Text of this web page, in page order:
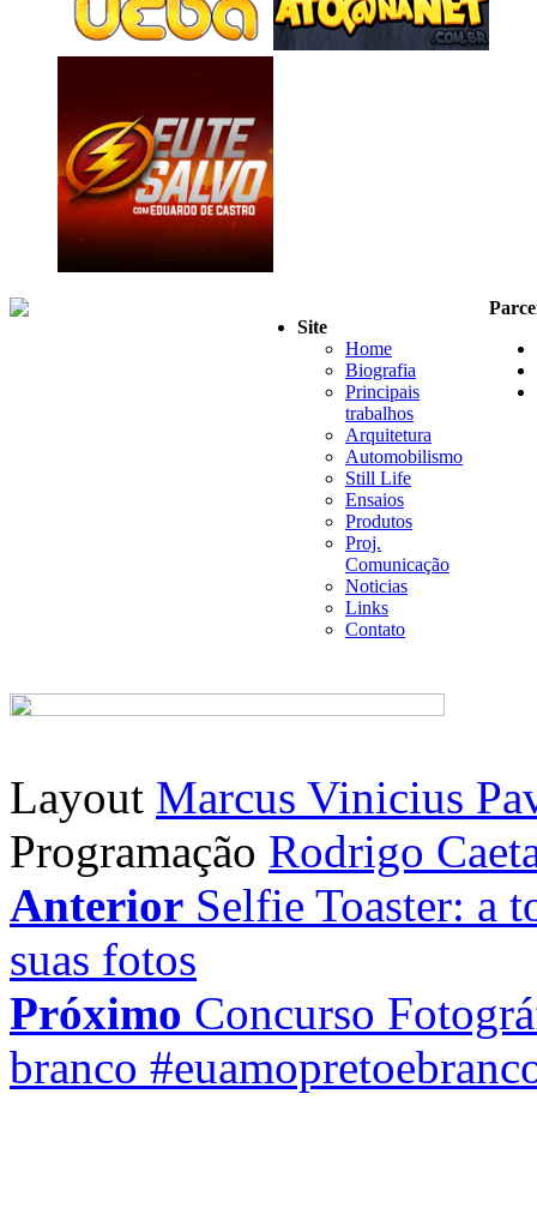
Site
Home
Biografia
Principais
trabalhos
Arquitetura
Automobilismo
Still Life
Ensaios
Produtos
Proj.
Comunicação
Noticias
Links
Contato
Layout Marcus Vinicius
Programação Rodrigo
Anterior Selfie Toaster: a
suas fotos
Próximo Concurso
branco